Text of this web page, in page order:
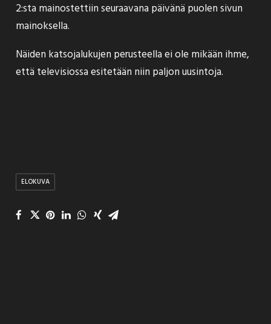
2:sta mainostettiin seuraavana päivänä puolen sivun
mainoksella.
Näiden katsojalukujen perusteella ei ole mikään ihme,
että televisiossa esitetään niin paljon uusintoja.
ELOKUVA